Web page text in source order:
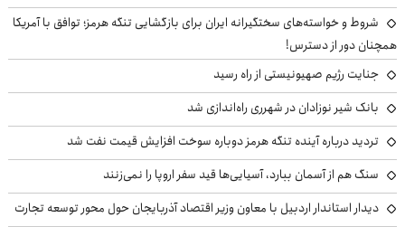
شروط و خواسته‌های سختگیرانه ایران برای بازگشایی تنگه هرمز؛ توافق با آمریکا
همچنان دور از دسترس!
جنایت رژیم صهیونیستی از راه رسید
بانک شیر نوزادان در شهرری راه‌اندازی شد
تردید درباره آینده تنگه هرمز دوباره سوخت افزایش قیمت نفت شد
سنگ هم از آسمان ببارد، آسیایی‌ها قید سفر اروپا را نمی‌زنند
دیدار استاندار اردبیل با معاون وزیر اقتصاد آذربایجان حول محور توسعه تجارت